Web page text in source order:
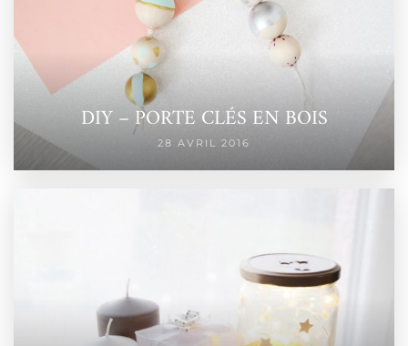
DIY – PORTE CLÉS EN BOIS
28 AVRIL 2016